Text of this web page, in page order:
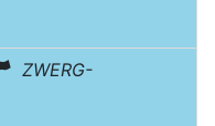
ZWERG-